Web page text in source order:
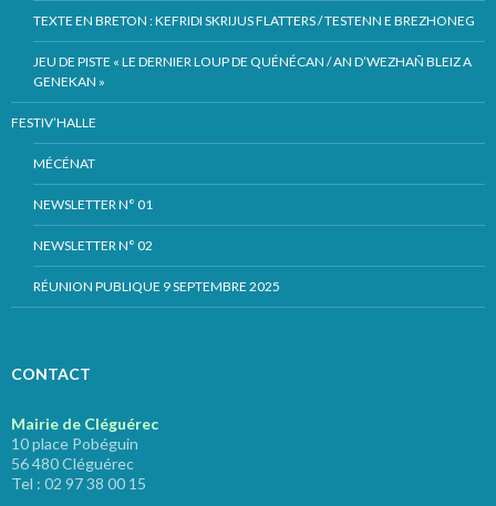
TEXTE EN BRETON : KEFRIDI SKRIJUS FLATTERS / TESTENN E BREZHONEG
JEU DE PISTE « LE DERNIER LOUP DE QUÉNÉCAN / AN D’WEZHAÑ BLEIZ A
GENEKAN »
FESTIV’HALLE
MÉCÉNAT
NEWSLETTER N° 01
NEWSLETTER N° 02
RÉUNION PUBLIQUE 9 SEPTEMBRE 2025
CONTACT
Mairie de Cléguérec
10 place Pobéguin
56 480 Cléguérec
Tel : 02 97 38 00 15